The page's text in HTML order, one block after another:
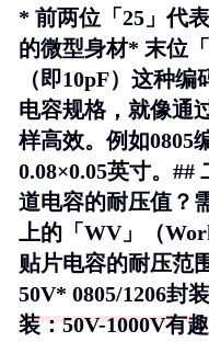
* 前两位「25」代
的微型身材* 末位
（即10pF）这种
电容规格，就像通
样高效。例如0805
0.08×0.05英寸。##
道电容的耐压值？
上的「WV」（
贴片电容的耐压范
50V* 0805/1206封
装：50V-1000V有